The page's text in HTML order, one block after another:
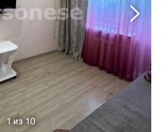
1 из 10